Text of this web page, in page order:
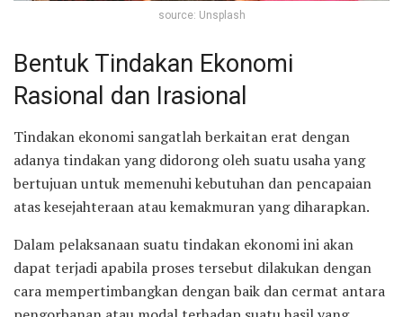
source: Unsplash
Bentuk Tindakan Ekonomi
Rasional dan Irasional
Tindakan ekonomi sangatlah berkaitan erat dengan
adanya tindakan yang didorong oleh suatu usaha yang
bertujuan untuk memenuhi kebutuhan dan pencapaian
atas kesejahteraan atau kemakmuran yang diharapkan.
Dalam pelaksanaan suatu tindakan ekonomi ini akan
dapat terjadi apabila proses tersebut dilakukan dengan
cara mempertimbangkan dengan baik dan cermat antara